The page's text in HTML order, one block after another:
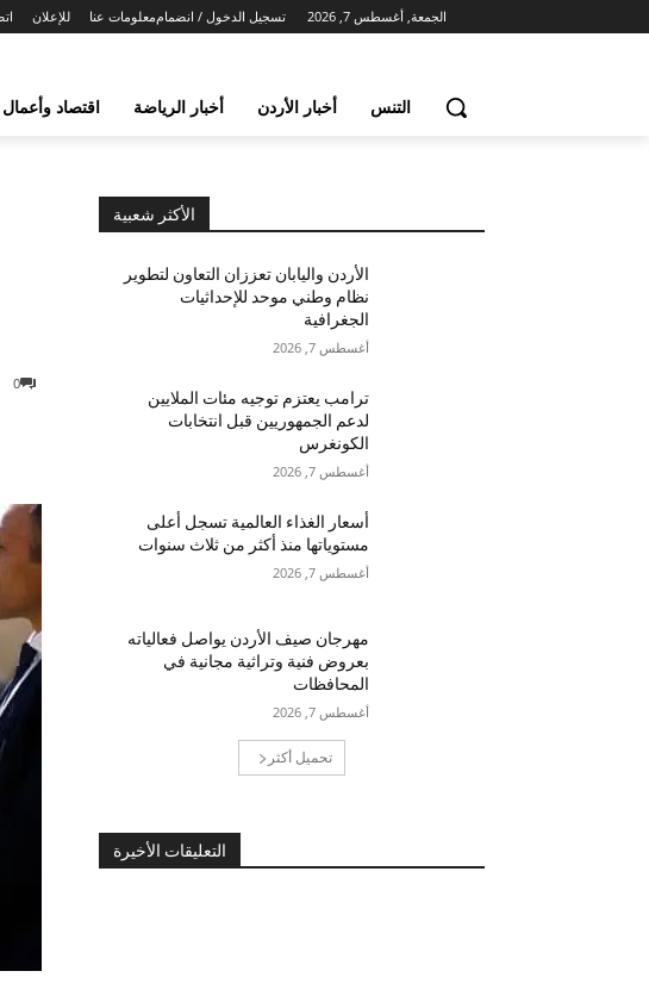
الجمعة, أغسطس 7, 2026 تسجيل الدخول / انضمام للإعلان معلومات عنا
التنس أخبار الأردن أخبار الرياضة اقتصاد وأعمال
0
الأكثر شعبية
الأردن واليابان تعززان التعاون لتطوير
نظام وطني موحد للإحداثيات
الجغرافية
أغسطس 7, 2026
ترامب يعتزم توجيه مئات الملايين
لدعم الجمهوريين قبل انتخابات
الكونغرس
أغسطس 7, 2026
أسعار الغذاء العالمية تسجل أعلى
مستوياتها منذ أكثر من ثلاث سنوات
أغسطس 7, 2026
مهرجان صيف الأردن يواصل فعالياته
بعروض فنية وتراثية مجانية في
المحافظات
أغسطس 7, 2026
تحميل أكثر
التعليقات الأخيرة